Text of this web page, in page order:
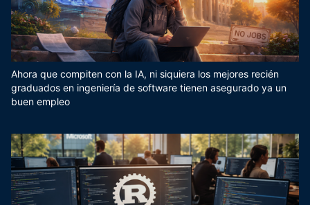
Ahora que compiten con la IA, ni siquiera los mejores recién
graduados en ingeniería de software tienen asegurado ya un
buen empleo